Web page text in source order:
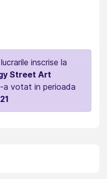
inscrise la
Street Art
a votat in perioada